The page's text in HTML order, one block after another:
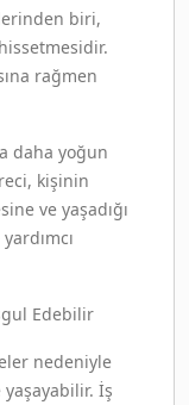
biri,
rağmen
daha yoğun
kişinin
ve yaşadığı
Edebilir
nedeniyle
İş